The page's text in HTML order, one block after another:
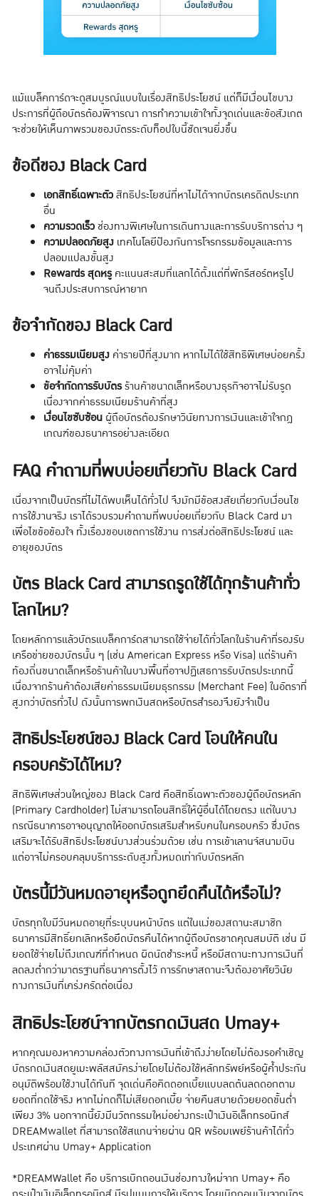
แม้แบล็คการ์ดจะดูสมบูรณ์แบบในเรื่องสิทธิประโยชน์ แต่ก็มีเงื่อนไขบาง
ประการที่ผู้ถือบัตรต้องพิจารณา การทำความเข้าใจทั้งจุดเด่นและข้อสังเกต
จะช่วยให้เห็นภาพรวมของบัตรระดับท็อปใบนี้ชัดเจนยิ่งขึ้น
ข้อดีของ Black Card
เอกสิทธิ์เฉพาะตัวสิทธิประโยชน์ที่หาไม่ได้จากบัตรเครดิตประเภท
อื่น
ความรวดเร็วช่องทางพิเศษในการเดินทางและการรับบริการต่าง ๆ
ความปลอดภัยสูงเทคโนโลยีป้องกันการโจรกรรมข้อมูลและการ
ปลอมแปลงขั้นสูง
Rewards สุดหรูคะแนนสะสมที่แลกได้ตั้งแต่ที่พักรีสอร์ตหรูไป
จนถึงประสบการณ์หายาก
ข้อจำกัดของ Black Card
ค่าธรรมเนียมสูงค่ารายปีที่สูงมาก หากไม่ได้ใช้สิทธิพิเศษบ่อยครั้ง
อาจไม่คุ้มค่า
ข้อจำกัดการรับบัตรร้านค้าขนาดเล็กหรือบางธุรกิจอาจไม่รับรูด
เนื่องจากค่าธรรมเนียมร้านค้าที่สูง
เงื่อนไขซับซ้อนผู้ถือบัตรต้องรักษาวินัยทางการเงินและเข้าใจกฎ
เกณฑ์ของธนาคารอย่างละเอียด
FAQ คำถามที่พบบ่อยเกี่ยวกับ Black Card
เนื่องจากเป็นบัตรที่ไม่ได้พบเห็นได้ทั่วไป จึงมักมีข้อสงสัยเกี่ยวกับเงื่อนไข
การใช้งานจริง เราได้รวบรวมคำถามที่พบบ่อยเกี่ยวกับ Black Card มา
เพื่อไขข้อข้องใจ ทั้งเรื่องขอบเขตการใช้งาน การส่งต่อสิทธิประโยชน์ และ
อายุของบัตร
บัตร Black Card สามารถรูดใช้ได้ทุกร้านค้าทั่ว
โลกไหม?
โดยหลักการแล้วบัตรแบล็คการ์ดสามารถใช้จ่ายได้ทั่วโลกในร้านค้าที่รองรับ
เครือข่ายของบัตรนั้น ๆ (เช่น American Express หรือ Visa) แต่ร้านค้า
ท้องถิ่นขนาดเล็กหรือร้านค้าในบางพื้นที่อาจปฏิเสธการรับบัตรประเภทนี้
เนื่องจากร้านค้าต้องเสียค่าธรรมเนียมธุรกรรม (Merchant Fee) ในอัตราที่
สูงกว่าบัตรทั่วไป ดังนั้นการพกเงินสดหรือบัตรสำรองจึงยังจำเป็น
สิทธิประโยชน์ของ Black Card โอนให้คนใน
ครอบครัวได้ไหม?
สิทธิพิเศษส่วนใหญ่ของ Black Card คือสิทธิ์เฉพาะตัวของผู้ถือบัตรหลัก
(Primary Cardholder) ไม่สามารถโอนสิทธิ์ให้ผู้อื่นได้โดยตรง แต่ในบาง
กรณีธนาคารอาจอนุญาตให้ออกบัตรเสริมสำหรับคนในครอบครัว ซึ่งบัตร
เสริมจะได้รับสิทธิประโยชน์บางส่วนร่วมด้วย เช่น การเข้าเลานจ์สนามบิน
แต่อาจไม่ครอบคลุมบริการระดับสูงทั้งหมดเท่ากับบัตรหลัก
บัตรนี้มีวันหมดอายุหรือถูกยึดคืนได้หรือไม่?
บัตรทุกใบมีวันหมดอายุที่ระบุบนหน้าบัตร แต่ในแง่ของสถานะสมาชิก
ธนาคารมีสิทธิ์ยกเลิกหรือยึดบัตรคืนได้หากผู้ถือบัตรขาดคุณสมบัติ เช่น มี
ยอดใช้จ่ายไม่ถึงเกณฑ์ที่กำหนด ผิดนัดชำระหนี้ หรือมีสถานะทางการเงินที่
ลดลงต่ำกว่ามาตรฐานที่ธนาคารตั้งไว้ การรักษาสถานะจึงต้องอาศัยวินัย
ทางการเงินที่เคร่งครัดต่อเนื่อง
สิทธิประโยชน์จากบัตรกดเงินสด Umay+
หากคุณมองหาความคล่องตัวทางการเงินที่เข้าถึงง่ายโดยไม่ต้องรอคำเชิญ
บัตรกดเงินสดยูเมะพลัสสมัครง่ายโดยไม่ต้องใช้หลักทรัพย์หรือผู้ค้ำประกัน
อนุมัติพร้อมใช้งานได้ทันที จุดเด่นคือคิดดอกเบี้ยแบบลดต้นลดดอกตาม
ยอดที่กดใช้จริง หากไม่กดก็ไม่เสียดอกเบี้ย จ่ายคืนสบายด้วยยอดขั้นต่ำ
เพียง 3% นอกจากนี้ยังมีนวัตกรรมใหม่อย่างกระเป๋าเงินอิเล็กทรอนิกส์
DREAMwallet ที่สามารถใช้สแกนจ่ายผ่าน QR พร้อมเพย์ร้านค้าได้ทั่ว
ประเทศผ่าน Umay+ Application
*DREAMWallet คือ บริการเบิกถอนเงินช่องทางใหม่จาก Umay+ คือ